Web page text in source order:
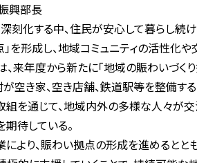
部長
る中、住民が安心して暮らし続けら
形成し、地域コミュニティの活性化や
度から新たに「地域の賑わいづくり
き家、空き店舗、鉄道駅等を整備する
じて、地域内外の多様な人々が交流
している。
、賑わい拠点の形成を進めるとともに